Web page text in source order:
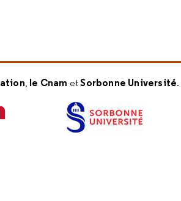
, le Cnam etSorbonne Université.